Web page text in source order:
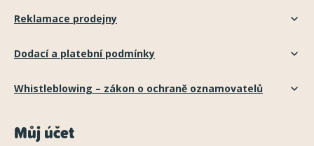
Reklamace prodejny
Dodací a platební podmínky
Whistleblowing – zákon o ochraně oznamovatelů
Můj účet